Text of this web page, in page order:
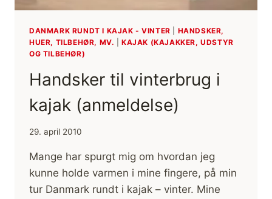
DANMARK RUNDT I KAJAK - VINTER
HANDSKER,
HUER, TILBEHØR, MV. |KAJAK (KAJAKKER, UDSTYR
OG TILBEHØR)
Handsker til vinterbrug i
kajak (anmeldelse)
29. april 2010
Mange har spurgt mig om hvordan jeg
kunne holde varmen i mine fingere, på min
tur Danmark rundt i kajak – vinter. Mine